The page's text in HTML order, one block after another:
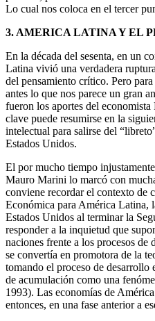
Lo cual nos coloca en el tercer
3. AMERICA LATINA Y EL
En la década del sesenta, en un
Latina vivió una verdadera
del pensamiento crítico. Pero
antes lo que nos parece un gran
fueron los aportes del
clave puede resumirse en la
intelectual para salirse del
Estados Unidos.
El por mucho tiempo
Mauro Marini lo marcó con
conviene recordar el contexto de
Económica para América Latina,
Estados Unidos al terminar la
responder a la inquietud que
naciones frente a los procesos de
se convertía en promotora de la
tomando el proceso de
de acumulación como una
1993). Las economías de
entonces, en una fase anterior a